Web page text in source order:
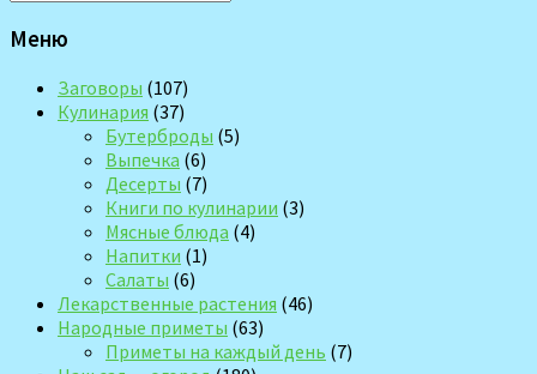
Меню
Заговоры (107)
Кулинария (37)
Бутерброды (5)
Выпечка (6)
Десерты (7)
Книги по кулинарии (3)
Мясные блюда (4)
Напитки (1)
Салаты (6)
Лекарственные растения (46)
Народные приметы (63)
Приметы на каждый день (7)